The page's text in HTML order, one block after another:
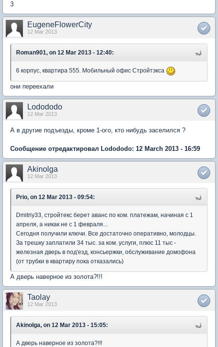
3
EugeneFlowerCity
12 Mar 2013
Roman901, on 12 Mar 2013 - 12:40:
6 корпус, квартира 555. Мобильный офис Стройтэкса
они переехали
Lodododo
12 Mar 2013
А в другие подъезды, кроме 1-ого, кто нибудь заселился ?
Сообщение отредактировал Lodododo: 12 March 2013 - 16:59
Akinolga
12 Mar 2013
Prio, on 12 Mar 2013 - 09:54:
Dmitriy33, стройтекс берет аванс по ком. платежам, начиная с 1
апреля, а никак не с 1 февраля...
Сегодня получили ключи. Все достаточно оперативно, молодцы.
За трешку заплатили 34 тыс. за ком. услуги, плюс 11 тыс -
железная дверь в под'езд, консьержки, обслуживание домофона
(от трубки в квартиру пока отказались)
А дверь наверное из золота?!!!
Taolay
12 Mar 2013
Akinolga, on 12 Mar 2013 - 15:05:
А дверь наверное из золота?!!!